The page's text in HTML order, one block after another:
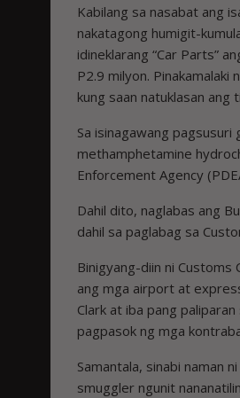
Kabilang sa nasabat ang
nakatagong humigit-
idineklarang “Car Parts”
P2.9 milyon. Pinakamalaki
kung saan natuklasan ang
Sa isinagawang
methamphetamine
Enforcement Agency
Dahil dito, naglabas ang
dahil sa paglabag sa
Binigyang-diin ni
ang mga airport at
Clark at iba pang
pagpasok ng mga
Samantala, sinabi naman
smuggler ngunit